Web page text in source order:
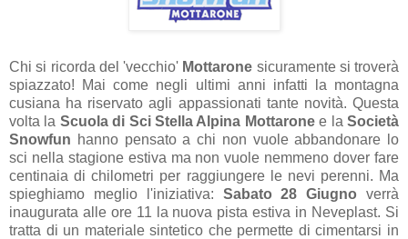
Chi si ricorda del 'vecchio' Mottarone sicuramente si troverà
spiazzato! Mai come negli ultimi anni infatti la montagna
cusiana ha riservato agli appassionati tante novità. Questa
volta la Scuola di Sci Stella Alpina Mottaronee laSocietà
Snowfun hanno pensato a chi non vuole abbandonare lo
sci nella stagione estiva ma non vuole nemmeno dover fare
centinaia di chilometri per raggiungere le nevi perenni. Ma
spieghiamo meglio l'iniziativa: Sabato 28 Giugno verrà
inaugurata alle ore 11 la nuova pista estiva in Neveplast. Si
tratta di un materiale sintetico che permette di cimentarsi in